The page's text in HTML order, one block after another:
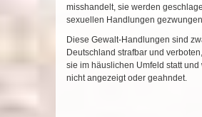
misshandelt, sie werden
sexuellen Handlungen gezwungen.
Diese Gewalt-Handlungen sind
Deutschland strafbar und
sie im häuslichen Umfeld statt und
nicht angezeigt oder geahndet.